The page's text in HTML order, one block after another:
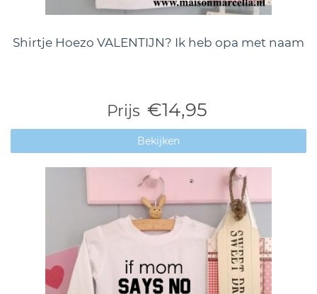
Shirtje Hoezo VALENTIJN? Ik heb opa met naam
Prijs €14,95
Bekijken